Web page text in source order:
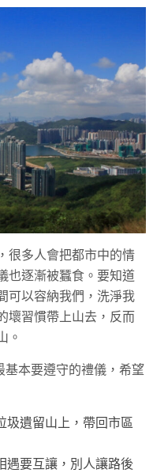
很多人會把都市中的情
也逐漸被蠶食。要知道
可以容納我們，洗淨我
壞習慣帶上山去，反而
。
基本要遵守的禮儀，希望
圾遺留山上，帶回市區
遇要互讓，別人讓路後